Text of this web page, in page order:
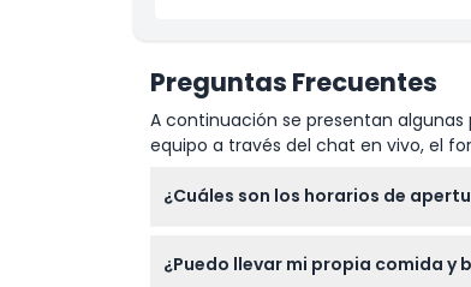
Preguntas Frecuentes
A continuación se presentan
equipo a través del chat en vivo, el
¿Cuáles son los horarios de
reserva)
¿Puedo llevar mi propia comida y